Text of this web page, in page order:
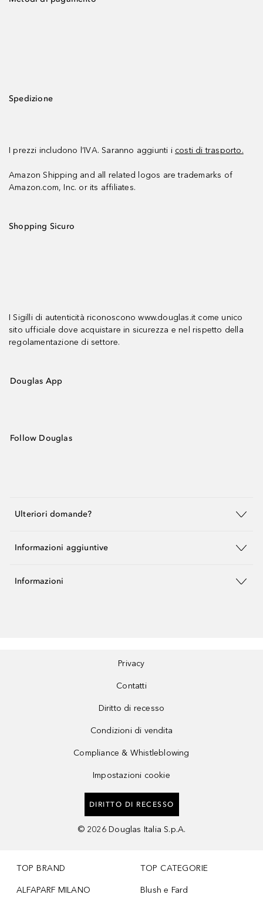
Spedizione
I prezzi includono l’IVA. Saranno aggiunti i costi di trasporto.
Amazon Shipping and all related logos are trademarks of
Amazon.com, Inc. or its affiliates.
Shopping Sicuro
I Sigilli di autenticità riconoscono www.douglas.it come unico
sito ufficiale dove acquistare in sicurezza e nel rispetto della
regolamentazione di settore.
Douglas App
Follow Douglas
Ulteriori domande?
Informazioni aggiuntive
Informazioni
Privacy
Contatti
Diritto di recesso
Condizioni di vendita
Compliance & Whistleblowing
Impostazioni cookie
DIRITTO DI RECESSO
© 2026 Douglas Italia S.p.A.
TOP BRAND
ALFAPARF MILANO
TOP CATEGORIE
Blush e Fard